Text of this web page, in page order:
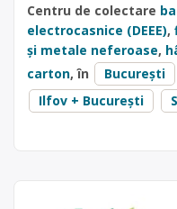
Centru de colectare
electrocasnice (DEEE),
și metale neferoase,
carton, în
București
Ilfov + București